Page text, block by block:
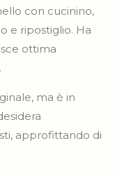
con cucinino,
e ripostiglio. Ha
ottima
ma è in
approfittando di